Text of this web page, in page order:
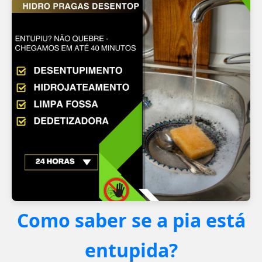
Como saber se a pia está
entupida?